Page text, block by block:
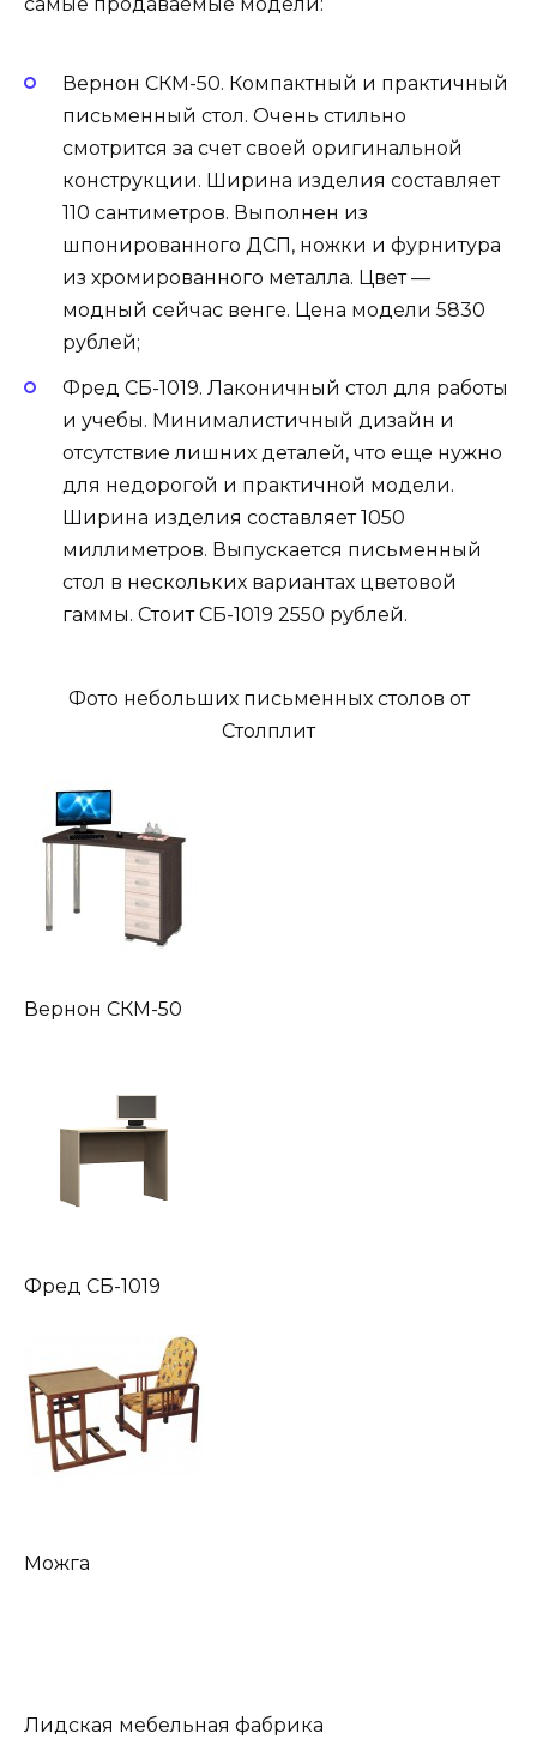
самые продаваемые модели:
Вернон СКМ-50. Компактный и практичный
письменный стол. Очень стильно
смотрится за счет своей оригинальной
конструкции. Ширина изделия составляет
110 сантиметров. Выполнен из
шпонированного ДСП, ножки и фурнитура
из хромированного металла. Цвет —
модный сейчас венге. Цена модели 5830
рублей;
Фред СБ-1019. Лаконичный стол для работы
и учебы. Минималистичный дизайн и
отсутствие лишних деталей, что еще нужно
для недорогой и практичной модели.
Ширина изделия составляет 1050
миллиметров. Выпускается письменный
стол в нескольких вариантах цветовой
гаммы. Стоит СБ-1019 2550 рублей.
Фото небольших письменных столов от
Столплит
Вернон СКМ-50
Фред СБ-1019
Можга
Лидская мебельная фабрика